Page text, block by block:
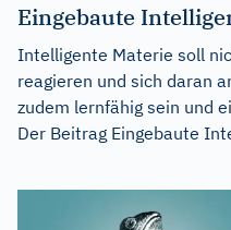
Eingebaute
Intelligente Materie soll
reagieren und sich daran
zudem lernfähig sein und
Der Beitrag Eingebaute